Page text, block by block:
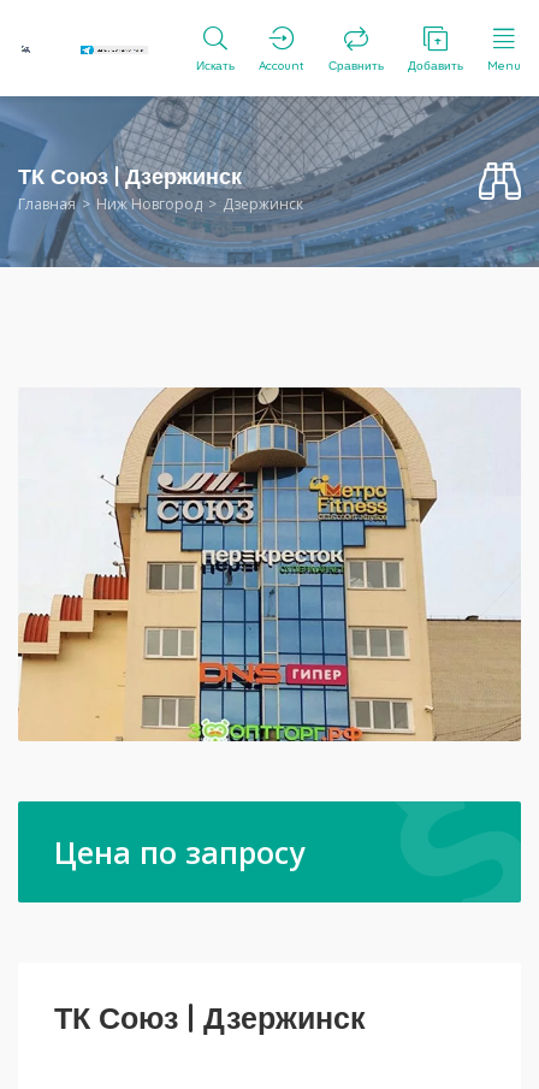
Искать Account Сравнить Добавить Menu
ТК Союз | Дзержинск
Главная Ниж Новгород Дзержинск
Цена по запросу
ТК Союз | Дзержинск